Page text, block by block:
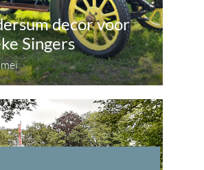
decor voor
Singers